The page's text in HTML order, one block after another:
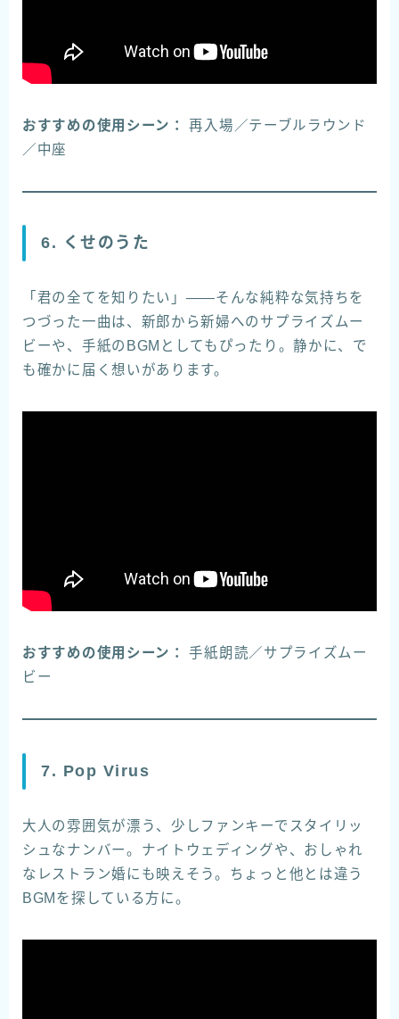
おすすめの使用シーン：
再入場／テーブルラウンド
／中座
6. くせのうた
「君の全てを知りたい」——そんな純粋な気持ちを
つづった一曲は、新郎から新婦へのサプライズムー
ビーや、手紙のBGMとしてもぴったり。静かに、で
も確かに届く想いがあります。
おすすめの使用シーン：
手紙朗読／サプライズムー
ビー
7. Pop Virus
大人の雰囲気が漂う、少しファンキーでスタイリッ
シュなナンバー。ナイトウェディングや、おしゃれ
なレストラン婚にも映えそう。ちょっと他とは違う
BGMを探している方に。